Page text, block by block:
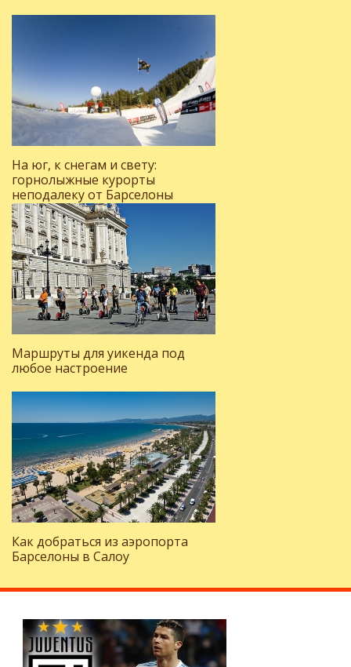
На юг, к снегам и свету:
горнолыжные курорты
неподалеку от Барселоны
Маршруты для уикенда под
любое настроение
Как добраться из аэропорта
Барселоны в Салоу